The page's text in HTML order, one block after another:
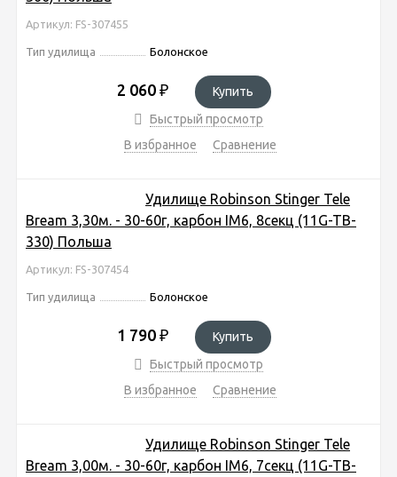
Артикул: FS-307455
Тип удилища Болонское
2 060 ₽
Купить
Быстрый просмотр
В избранное
Сравнение
Удилище Robinson Stinger Tele
Bream 3,30м. - 30-60г, карбон IM6, 8секц (11G-TB-
330) Польша
Артикул: FS-307454
Тип удилища Болонское
1 790 ₽
Купить
Быстрый просмотр
В избранное
Сравнение
Удилище Robinson Stinger Tele
Bream 3,00м. - 30-60г, карбон IM6, 7секц (11G-TB-